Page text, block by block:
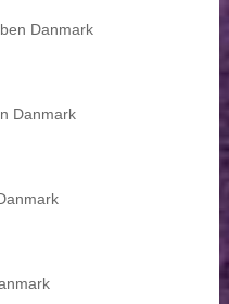
Danmark
Danmark